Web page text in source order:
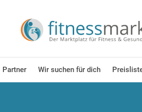
Partner Wir suchen für dich